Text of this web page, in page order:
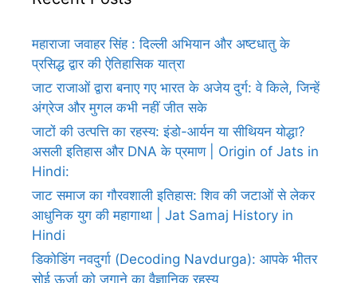
महाराजा जवाहर सिंह : दिल्ली अभियान और अष्टधातु के
प्रसिद्ध द्वार की ऐतिहासिक यात्रा
जाट राजाओं द्वारा बनाए गए भारत के अजेय दुर्ग: वे किले, जिन्हें
अंग्रेज और मुगल कभी नहीं जीत सके
जाटों की उत्पत्ति का रहस्य: इंडो-आर्यन या सीथियन योद्धा?
असली इतिहास और DNA के प्रमाण | Origin of Jats in
Hindi:
जाट समाज का गौरवशाली इतिहास: शिव की जटाओं से लेकर
आधुनिक युग की महागाथा | Jat Samaj History in
Hindi
डिकोडिंग नवदुर्गा (Decoding Navdurga): आपके भीतर
सोई ऊर्जा को जगाने का वैज्ञानिक रहस्य